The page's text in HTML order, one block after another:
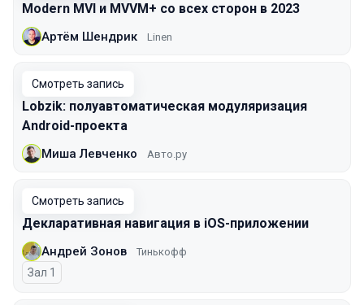
Modern MVI и MVVM+ со всех сторон в 2023
Артём Шендрик Linen
Смотреть запись
Lobzik: полуавтоматическая модуляризация
Android-проекта
Миша Левченко Авто.ру
Смотреть запись
Декларативная навигация в iOS-приложении
Андрей Зонов Тинькофф
Зал 1